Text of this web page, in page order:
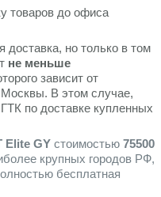
товаров до офиса
доставка, но только в том
не меньше
зависит от
Москвы. В этом случае,
по доставке купленных
Elite GY стоимостью 75500
крупных городов РФ,
бесплатная